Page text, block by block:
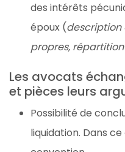
des intérêts
époux (description
propres,
Les avocats
et pièces leurs
Possibilité de
liquidation. Dans